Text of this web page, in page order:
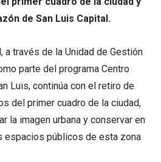
de San Luis Capital.
a través de la Unidad de Gestión
parte del programa Centro
Luis, continúa con el retiro de
del primer cuadro de la ciudad,
la imagen urbana y conservar en
espacios públicos de esta zona